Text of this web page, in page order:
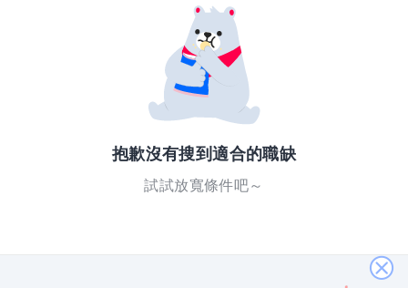
抱歉沒有搜到適合的職缺
試試放寬條件吧～
關
閉